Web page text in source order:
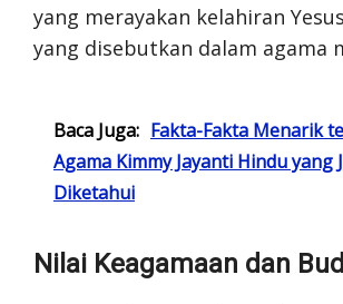
yang merayakan kelahiran
yang disebutkan dalam agama
Baca Juga: Fakta-Fakta Menarik
Agama Kimmy Jayanti Hindu yang
Diketahui
Nilai Keagamaan dan